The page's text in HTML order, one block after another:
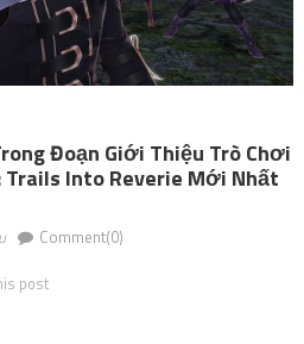
Đoạn Giới Thiệu Trò Chơi
Trails Into Reverie Mới Nhất
Comment(0)
post